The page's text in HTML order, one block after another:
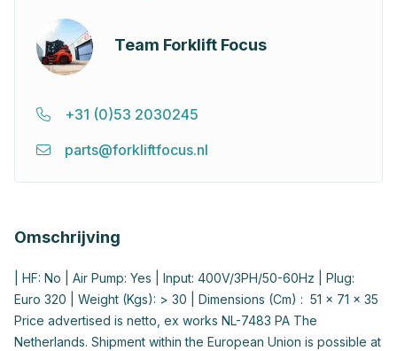
Team Forklift Focus
+31 (0)53 2030245
parts@forkliftfocus.nl
Omschrijving
| HF: No | Air Pump: Yes | Input: 400V/3PH/50-60Hz | Plug:
Euro 320 | Weight (Kgs): > 30 | Dimensions (Cm) : 51 x 71 x 35
Price advertised is netto, ex works NL-7483 PA The
Netherlands. Shipment within the European Union is possible at